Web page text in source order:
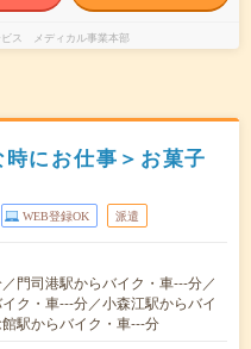
ス メディカル事業本部
にお仕事＞お菓子
WEB登録OK 派遣
門司港駅からバイク・車---分／
ク・車---分／小森江駅からバイ
駅からバイク・車---分